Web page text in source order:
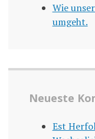
Wie
umgeht.
Neueste
Est